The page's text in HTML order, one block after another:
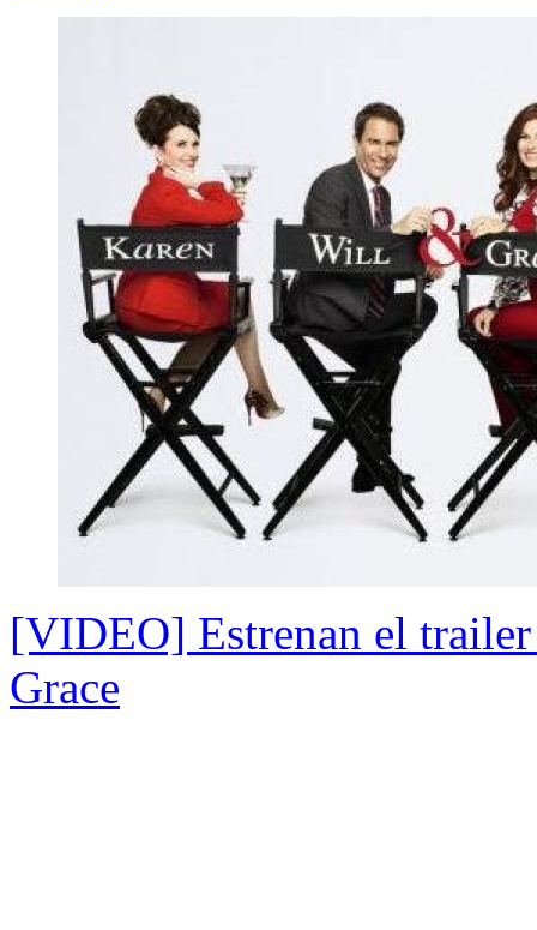
[VIDEO] Estrenan el
Grace